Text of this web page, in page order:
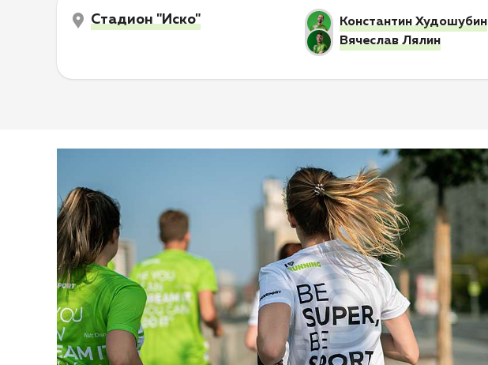
Стадион "Иско"
Константин Худошубин
Вячеслав Лялин